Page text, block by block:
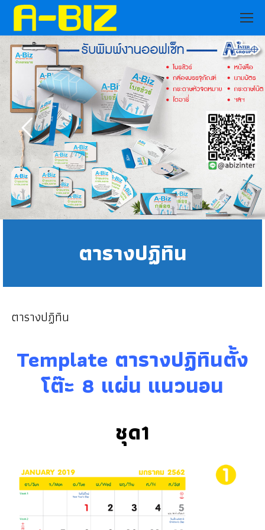
ตารางปฏิทิน
ตารางปฏิทิน
Template ตารางปฏิทินตั้ง
โต๊ะ 8 แผ่น แนวนอน
ชุด1